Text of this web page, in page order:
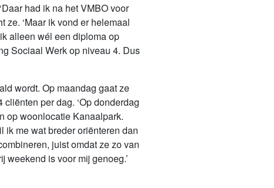
had ik na het VMBO voor
ze. ‘Maar ik vond er helemaal
alleen wél een diploma op
Sociaal Werk op niveau 4. Dus
wordt. Op maandag gaat ze
per dag. ‘Op donderdag
op woonlocatie Kanaalpark.
ik me wat breder oriënteren dan
juist omdat ze zo van
is voor mij genoeg.’